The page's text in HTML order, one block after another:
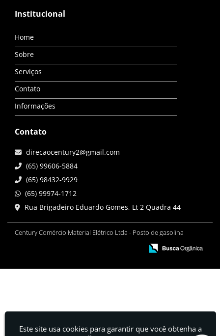
Institucional
Home
Sobre
Serviços
Contato
Informações
Contato
direcaocentury2@gmail.com
(65) 99606-5884
(65) 98432-9929
(65) 99974-1712
Rua Brigadeiro Eduardo Gomes, Lt 2 Quadra 44
Century Comércio Material Elétrico Ltda - Posto de gasolina
Este site usa cookies para garantir que você obtenha a